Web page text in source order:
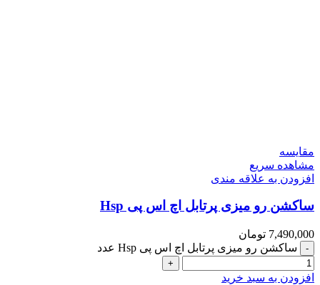
مقایسه
مشاهده سریع
افزودن به علاقه مندی
ساکشن رو میزی پرتابل اچ اس پی Hsp
7,490,000 تومان
ساکشن رو میزی پرتابل اچ اس پی Hsp عدد
افزودن به سبد خرید